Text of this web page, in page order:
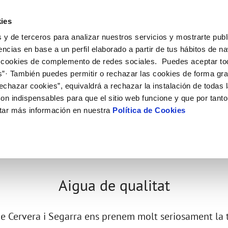
y de terceros para analizar nuestros servicios y mostrarte
en base a un perfil elaborado a partir de tus hábitos de
de complemento de redes sociales. Puedes aceptar
También puedes permitir o rechazar las cookies de forma
cookies”, equivaldrá a rechazar la instalación de todas
indispensables para que el sitio web funcione y que por
más información en nuestra Política de Cookies
subministrament
de subministrament
MODIFICACIÓ DE DADES
Actualitzar dades bancàries
Actualitzar dades de domicili
Teu Servei
AL CLIENT
contacte
COMPROMÍS DE SERVEI
Customer Counsel (Defensa del
Normativa del servei
La Teva Aigua
la qualitat de l’aigua
CUIDEM L'AIGUA
Consells d'estalvi
Dipòsits comunitaris
Coneix-nos
CONDUCTA
DE GESTIÓ I CERTIFICATS
PERFIL DEL CONTRACTANT
Plataforma de contractació del
públic
Licitacions en curs
El
L’AIGUA
Aigua de qualitat
Cervera i Segarra ens prenem molt seriosament